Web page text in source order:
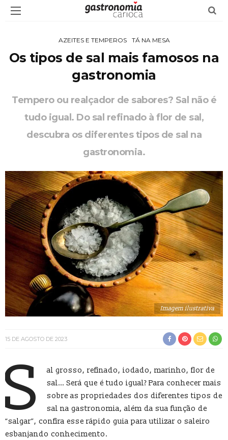
AZEITES E TEMPEROS TÁ NA MESA
Os tipos de sal mais famosos na
gastronomia
Tempero ou realçador de sabores? Sal não é
tudo igual. Do sal refinado à flor de sal,
descubra os diferentes tipos de sal na
gastronomia.
Imagem ilustrativa
15 DE AGOSTO DE 2023
S
al grosso, refinado, iodado, marinho, flor de
sal… Será que é tudo igual? Para conhecer mais
sobre as propriedades dos diferentes tipos de
sal na gastronomia, além da sua função de
“salgar”, confira esse rápido guia para utilizar o saleiro
esbanjando conhecimento.